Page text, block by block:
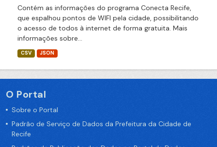
Contém as informações do programa Conecta Recife,
que espalhou pontos de WIFI pela cidade, possibilitando
o acesso de todos à internet de forma gratuita. Mais
informações sobre...
CSV JSON
O Portal
Sobre o Portal
Padrão de Serviço de Dados da Prefeitura da Cidade de
Recife